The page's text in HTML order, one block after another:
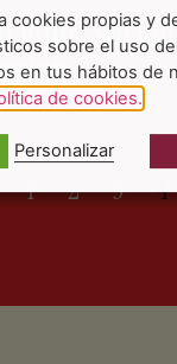
vino.
1 2 3 4
cookies propias y
sobre el uso
en tus hábitos de
de cookies.
Personalizar